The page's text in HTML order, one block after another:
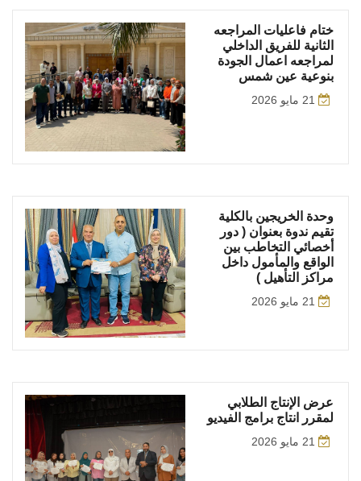
ختام فاعليات المراجعه
الثانية للفريق الداخلي
لمراجعه اعمال الجودة
بنوعية عين شمس
21 مايو 2026
وحدة الخريجين بالكلية
تقيم ندوة بعنوان ( دور
أخصائي التخاطب بين
الواقع والمأمول داخل
مراكز التأهيل )
21 مايو 2026
عرض الإنتاج الطلابي
لمقرر انتاج برامج الفيديو
21 مايو 2026